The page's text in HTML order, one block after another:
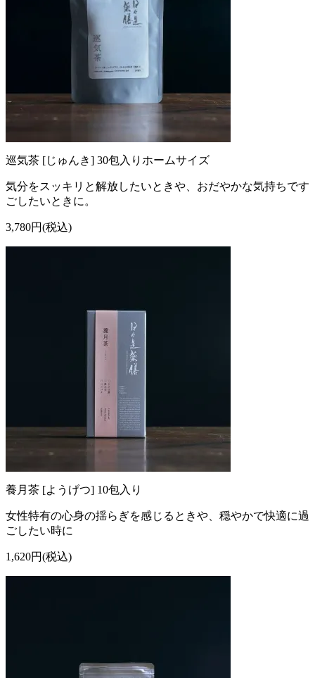
巡気茶 [じゅんき] 30包入りホームサイズ
気分をスッキリと解放したいときや、おだやかな気持ちです
ごしたいときに。
3,780円(税込)
養月茶 [ようげつ] 10包入り
女性特有の心身の揺らぎを感じるときや、穏やかで快適に過
ごしたい時に
1,620円(税込)